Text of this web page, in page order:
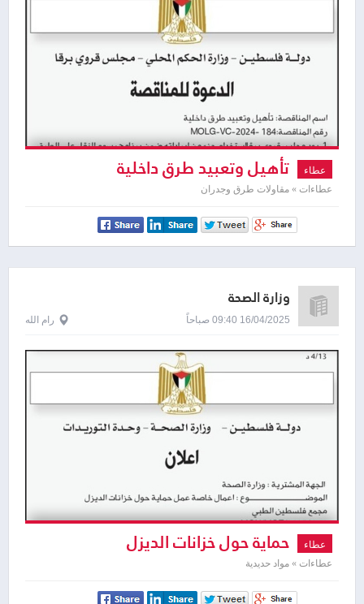
عطاء تأهيل وتعبيد طرق داخلية
عطاءات » مقاولات طرق وجدران
وزارة الصحة
16/04/2025 09:40 صباحاً رام الله
عطاء حماية حول خزانات الديزل
عطاءات » مواد حديدية